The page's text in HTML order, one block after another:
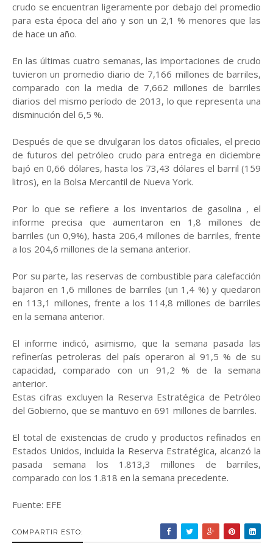
crudo se encuentran ligeramente por debajo del promedio
para esta época del año y son un 2,1 % menores que las
de hace un año.
En las últimas cuatro semanas, las importaciones de crudo
tuvieron un promedio diario de 7,166 millones de barriles,
comparado con la media de 7,662 millones de barriles
diarios del mismo período de 2013, lo que representa una
disminución del 6,5 %.
Después de que se divulgaran los datos oficiales, el precio
de futuros del petróleo crudo para entrega en diciembre
bajó en 0,66 dólares, hasta los 73,43 dólares el barril (159
litros), en la Bolsa Mercantil de Nueva York.
Por lo que se refiere a los inventarios de gasolina , el
informe precisa que aumentaron en 1,8 millones de
barriles (un 0,9%), hasta 206,4 millones de barriles, frente
a los 204,6 millones de la semana anterior.
Por su parte, las reservas de combustible para calefacción
bajaron en 1,6 millones de barriles (un 1,4 %) y quedaron
en 113,1 millones, frente a los 114,8 millones de barriles
en la semana anterior.
El informe indicó, asimismo, que la semana pasada las
refinerías petroleras del país operaron al 91,5 % de su
capacidad, comparado con un 91,2 % de la semana
anterior.
Estas cifras excluyen la Reserva Estratégica de Petróleo
del Gobierno, que se mantuvo en 691 millones de barriles.
El total de existencias de crudo y productos refinados en
Estados Unidos, incluida la Reserva Estratégica, alcanzó la
pasada semana los 1.813,3 millones de barriles,
comparado con los 1.818 en la semana precedente.
Fuente: EFE
COMPARTIR ESTO: